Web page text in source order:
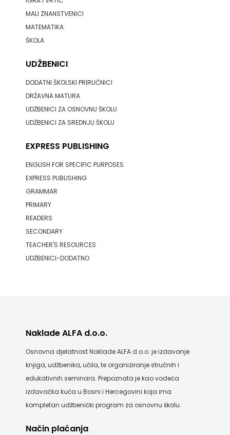
MALI ZNANSTVENICI
MATEMATIKA
ŠKOLA
UDŽBENICI
DODATNI ŠKOLSKI PRIRUČNICI
DRŽAVNA MATURA
UDŽBENICI ZA OSNOVNU ŠKOLU
UDŽBENICI ZA SREDNJU ŠKOLU
EXPRESS PUBLISHING
ENGLISH FOR SPECIFIC PURPOSES
EXPRESS PUBLISHING
GRAMMAR
PRIMARY
READERS
SECONDARY
TEACHER'S RESOURCES
UDŽBENICI-DODATNO
Naklade ALFA d.o.o.
Osnovna djelatnost Naklade ALFA d.o.o. je izdavanje
knjiga, udžbenika, učila, te organiziranje stručnih i
edukativnih seminara. Prepoznata je kao vodeća
izdavačka kuća u Bosni i Hercegovini koja ima
kompletan udžbenički program za osnovnu školu.
Način plaćanja